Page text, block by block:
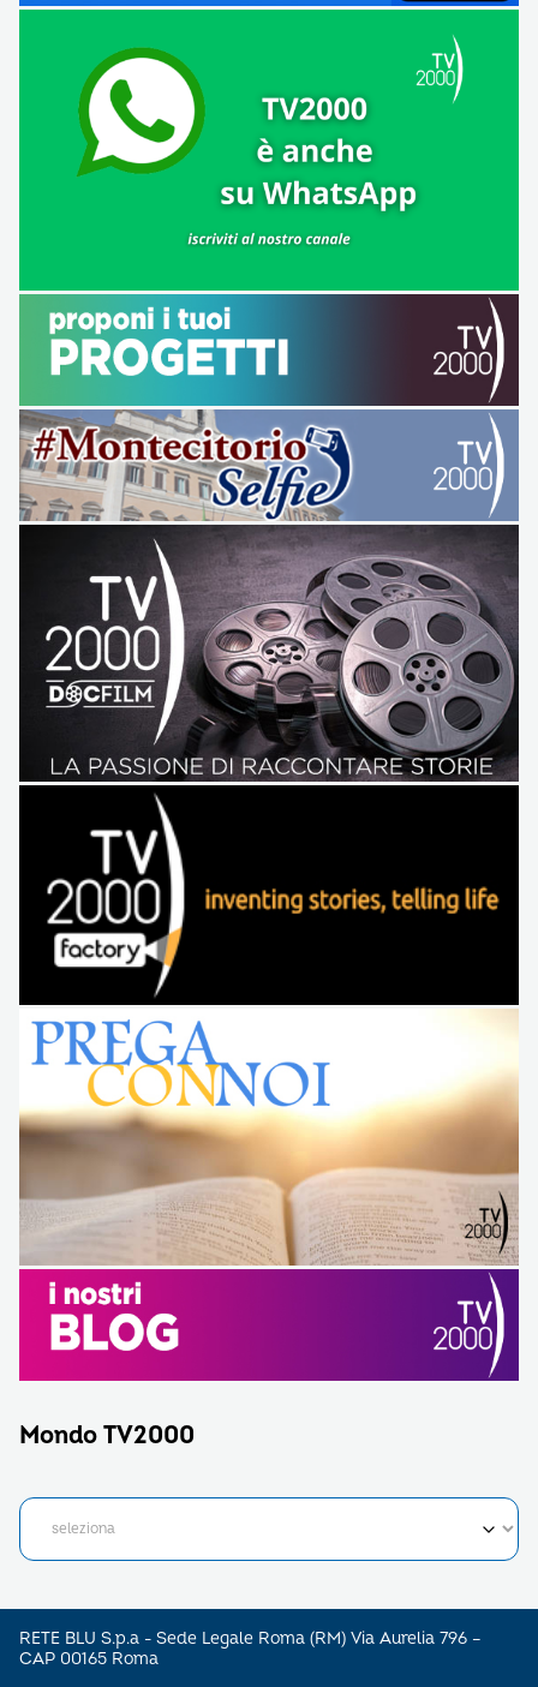
Mondo TV2000
RETE BLU S.p.a - Sede Legale Roma (RM) Via Aurelia 796 –
CAP 00165 Roma